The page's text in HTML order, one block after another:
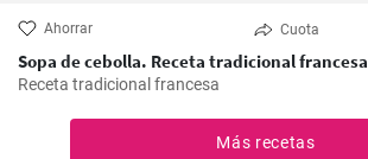
Ahorrar Cuota
Sopa de cebolla. Receta tradicional francesa
Receta tradicional francesa
Más recetas